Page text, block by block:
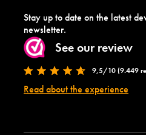
Stay up to date on the latest
newsletter.
See our review
9,5/10 (9.449
Read about the experience